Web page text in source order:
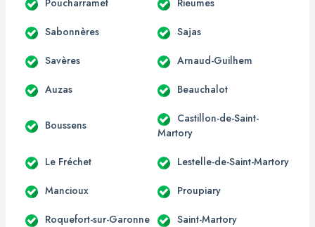
Sabonnères Sajas
Savères Arnaud-Guilhem
Auzas Beauchalot
Boussens
Castillon-de-Saint-
Martory
Le Fréchet Lestelle-de-Saint-Martory
Mancioux Proupiary
Roquefort-sur-Garonne Saint-Martory